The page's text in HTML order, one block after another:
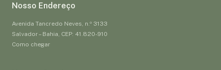
Nosso Endereço
Avenida Tancredo Neves, n.º 3133
Salvador – Bahia, CEP: 41.820-910
Como chegar